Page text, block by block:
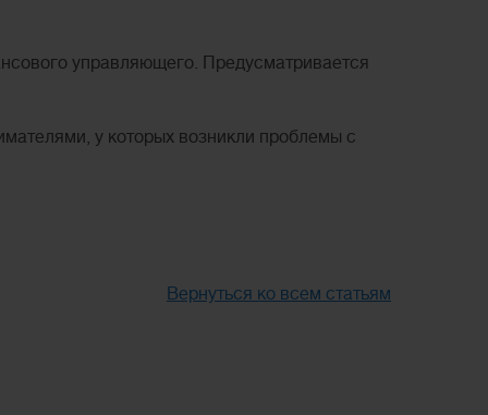
управляющего. Предусматривается
у которых возникли проблемы с
Вернуться ко всем статьям